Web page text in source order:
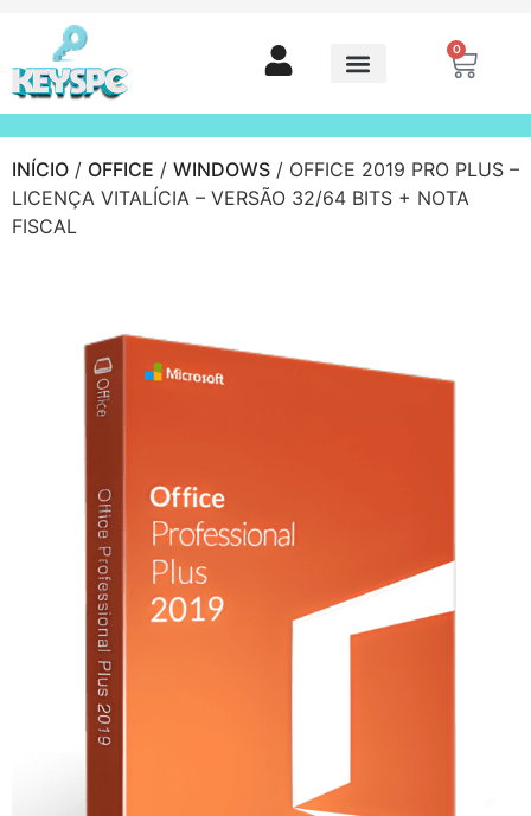
0
INÍCIO / OFFICE / WINDOWS / OFFICE 2019 PRO PLUS –
LICENÇA VITALÍCIA – VERSÃO 32/64 BITS + NOTA
FISCAL